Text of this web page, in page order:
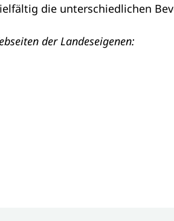
die unterschiedlichen
der Landeseigenen: